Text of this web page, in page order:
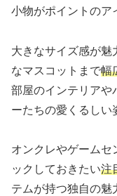
小物がポイントのア
大きなサイズ感が魅
なマスコットまで幅
部屋のインテリアや
ーたちの愛くるしい
オンクレやゲームセ
ックしておきたい注
テムが持つ独自の魅